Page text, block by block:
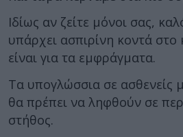
Ιδίως αν ζείτε μόνοι σας,
υπάρχει ασπιρίνη κοντά
είναι για τα εμφράγματα.
Τα υπογλώσσια σε ασθενείς
θα πρέπει να ληφθούν σε
στήθος.